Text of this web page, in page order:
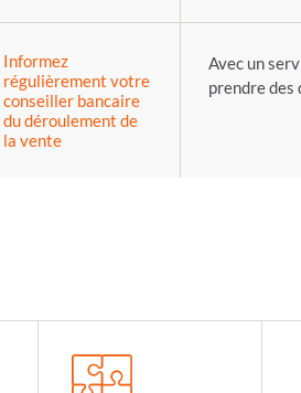
Informez
régulièrement votre
conseiller bancaire
du déroulement de
la vente
Avec un
prendre des